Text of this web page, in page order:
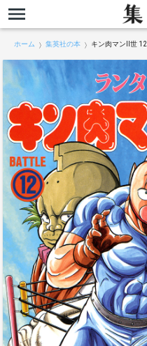
ホーム 集英社の本 キン肉マンII世 12